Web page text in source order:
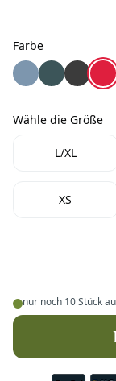
Farbe
Farbe
Ruffwear Front
Ruffwear
Wähle die Größe
L/XL
XS
nur noch 10 Stück